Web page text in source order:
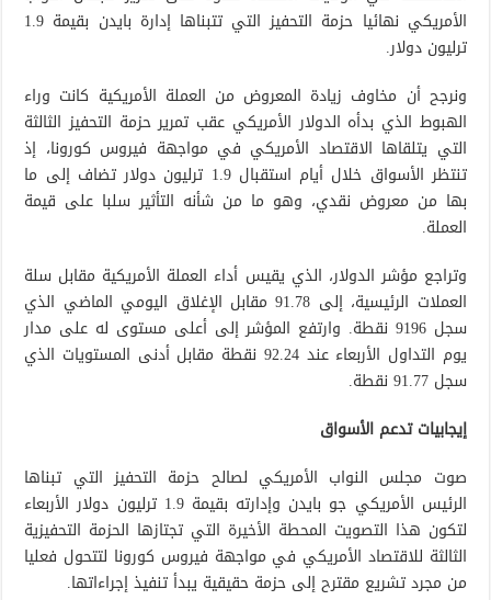
الأمريكي نهائيا حزمة التحفيز التي تتبناها إدارة بايدن بقيمة 1.9
ترليون دولار.
ونرجح أن مخاوف زيادة المعروض من العملة الأمريكية كانت وراء
الهبوط الذي بدأه الدولار الأمريكي عقب تمرير حزمة التحفيز الثالثة
التي يتلقاها الاقتصاد الأمريكي في مواجهة فيروس كورونا، إذ
تنتظر الأسواق خلال أيام استقبال 1.9 ترليون دولار تضاف إلى ما
بها من معروض نقدي، وهو ما من شأنه التأثير سلبا على قيمة
العملة.
وتراجع مؤشر الدولار، الذي يقيس أداء العملة الأمريكية مقابل سلة
العملات الرئيسية، إلى 91.78 مقابل الإغلاق اليومي الماضي الذي
سجل 9196 نقطة. وارتفع المؤشر إلى أعلى مستوى له على مدار
يوم التداول الأربعاء عند 92.24 نقطة مقابل أدنى المستويات الذي
سجل 91.77 نقطة.
إيجابيات تدعم الأسواق
صوت مجلس النواب الأمريكي لصالح حزمة التحفيز التي تبناها
الرئيس الأمريكي جو بايدن وإدارته بقيمة 1.9 ترليون دولار الأربعاء
لتكون هذا التصويت المحطة الأخيرة التي تجتازها الحزمة التحفيزية
الثالثة للاقتصاد الأمريكي في مواجهة فيروس كورونا لتتحول فعليا
من مجرد تشريع مقترح إلى حزمة حقيقية يبدأ تنفيذ إجراءاتها.